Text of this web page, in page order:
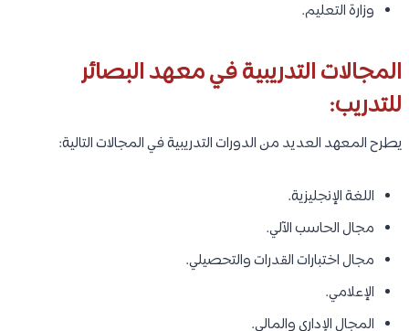
وزارة التعليم.
المجالات التدريبية في معهد البصائر
للتدريب:
يطرح المعهد العديد من الدورات التدريبية في المجالات التالية:
اللغة الإنجليزية.
مجال الحاسب الآلي.
مجال اختبارات القدرات والتحصيلي.
الإعلامي.
المجال الإداري والمالي.